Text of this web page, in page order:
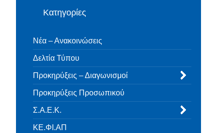
Κατηγορίες
Νέα – Ανακοινώσεις
Δελτία Τύπου
Προκηρύξεις – Διαγωνισμοί
Προκηρύξεις Προσωπικού
Σ.Α.Ε.Κ.
ΚΕ.ΦΙ.ΑΠ